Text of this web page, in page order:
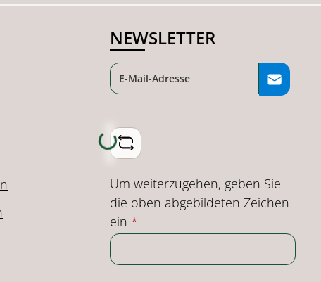
NEWSLETTER
Loading...
Um weiterzugehen, geben Sie
die oben abgebildeten Zeichen
ein *